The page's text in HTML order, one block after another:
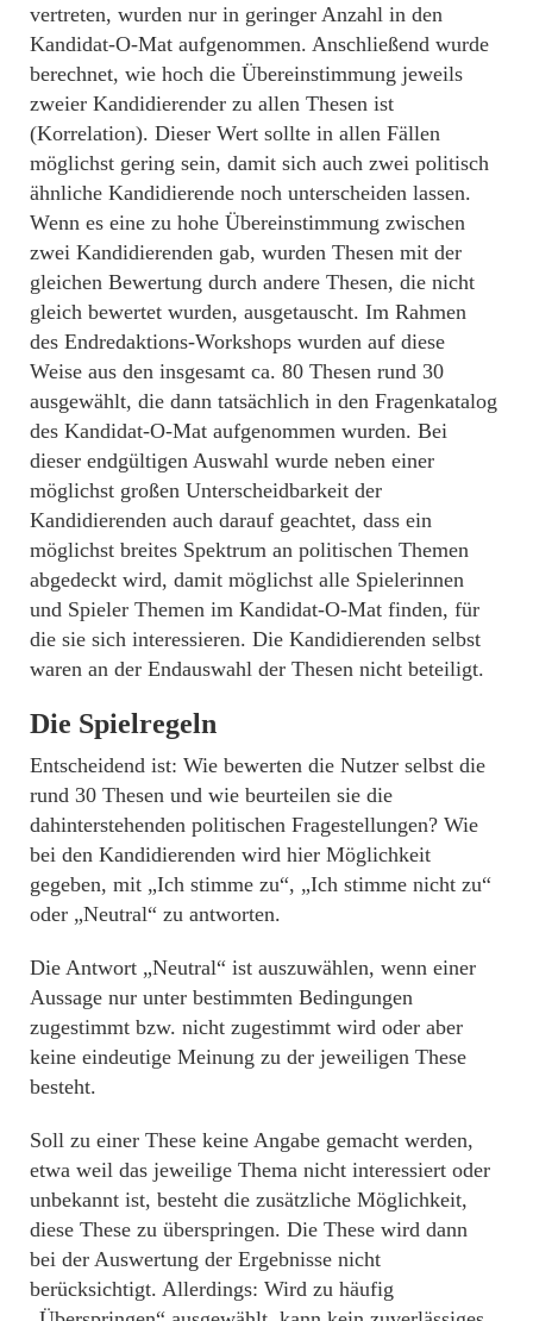
vertreten, wurden nur in geringer Anzahl in den
Kandidat-O-Mat aufgenommen. Anschließend wurde
berechnet, wie hoch die Übereinstimmung jeweils
zweier Kandidierender zu allen Thesen ist
(Korrelation). Dieser Wert sollte in allen Fällen
möglichst gering sein, damit sich auch zwei politisch
ähnliche Kandidierende noch unterscheiden lassen.
Wenn es eine zu hohe Übereinstimmung zwischen
zwei Kandidierenden gab, wurden Thesen mit der
gleichen Bewertung durch andere Thesen, die nicht
gleich bewertet wurden, ausgetauscht. Im Rahmen
des Endredaktions-Workshops wurden auf diese
Weise aus den insgesamt ca. 80 Thesen rund 30
ausgewählt, die dann tatsächlich in den Fragenkatalog
des Kandidat-O-Mat aufgenommen wurden. Bei
dieser endgültigen Auswahl wurde neben einer
möglichst großen Unterscheidbarkeit der
Kandidierenden auch darauf geachtet, dass ein
möglichst breites Spektrum an politischen Themen
abgedeckt wird, damit möglichst alle Spielerinnen
und Spieler Themen im Kandidat-O-Mat finden, für
die sie sich interessieren. Die Kandidierenden selbst
waren an der Endauswahl der Thesen nicht beteiligt.
Die Spielregeln
Entscheidend ist: Wie bewerten die Nutzer selbst die
rund 30 Thesen und wie beurteilen sie die
dahinterstehenden politischen Fragestellungen? Wie
bei den Kandidierenden wird hier Möglichkeit
gegeben, mit „Ich stimme zu“, „Ich stimme nicht zu“
oder „Neutral“ zu antworten.
Die Antwort „Neutral“ ist auszuwählen, wenn einer
Aussage nur unter bestimmten Bedingungen
zugestimmt bzw. nicht zugestimmt wird oder aber
keine eindeutige Meinung zu der jeweiligen These
besteht.
Soll zu einer These keine Angabe gemacht werden,
etwa weil das jeweilige Thema nicht interessiert oder
unbekannt ist, besteht die zusätzliche Möglichkeit,
diese These zu überspringen. Die These wird dann
bei der Auswertung der Ergebnisse nicht
berücksichtigt. Allerdings: Wird zu häufig